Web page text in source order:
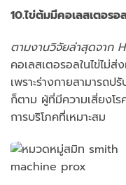
10.ไข่ต้มมีคอเลสเตอร
ตามงานวิจัยล่าสุดจาก
คอเลสเตอรอลในไข่ไม่
เพราะร่างกายสามารถ
ก็ตาม ผู้ที่มีความเสี่ยงโ
การบริโภคที่เหมาะสม